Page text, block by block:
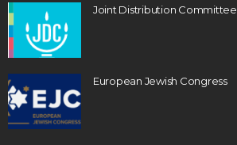
Joint Distribution Committee
European Jewish Congress